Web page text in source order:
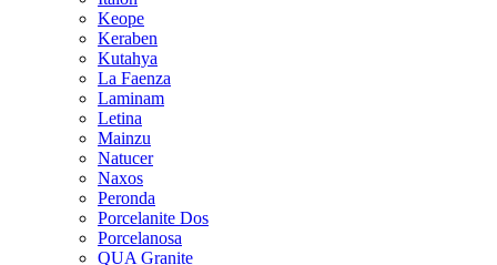
Keope
Keraben
Kutahya
La Faenza
Laminam
Letina
Mainzu
Natucer
Naxos
Peronda
Porcelanite Dos
Porcelanosa
QUA Granite